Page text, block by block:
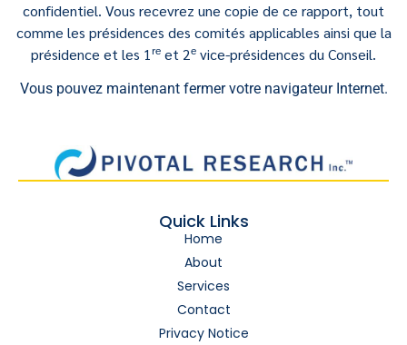
confidentiel. Vous recevrez une copie de ce rapport, tout
comme les présidences des comités applicables ainsi que la
présidence et les 1 re et 2e vice-présidences du Conseil.
Vous pouvez maintenant fermer votre navigateur Internet.
Quick Links
Home
About
Services
Contact
Privacy Notice